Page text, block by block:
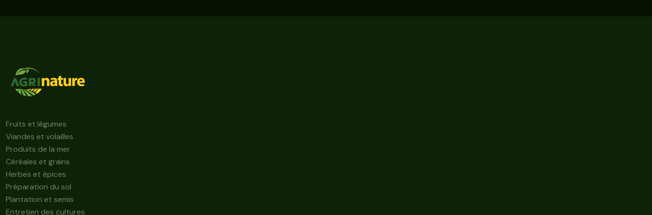
Fruits et légumes
Viandes et volailles
Produits de la mer
Céréales et grains
Herbes et épices
Préparation du sol
Plantation et semis
Entretien des cultures